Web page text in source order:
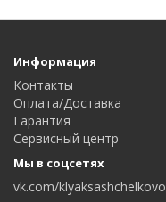
Информация
Контакты
Оплата/Доставка
Гарантия
Сервисный центр
Мы в соцсетях
vk.com/klyaksashchelkovo